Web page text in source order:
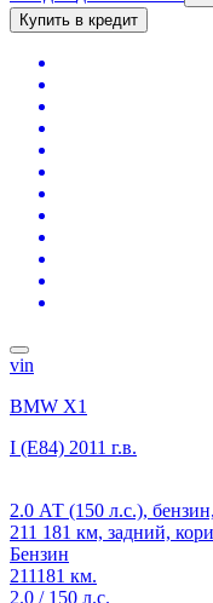
Купить в кредит
vin
BMW X1
I (E84) 2011 г.в.
2.0 АТ (150 л.с.),
211 181 км, задний,
Бензин
211181 км.
2.0 / 150 л.с.